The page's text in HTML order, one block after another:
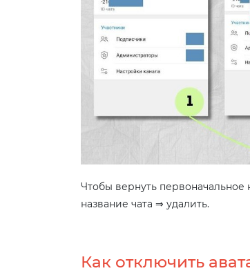
Чтобы вернуть
название чата ⇒ удалить.
Как отключить